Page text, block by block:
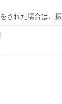
された場合は、